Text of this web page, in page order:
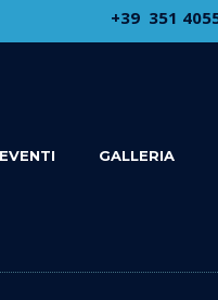
​+39 ​ ​351
EVENTI GALLERIA